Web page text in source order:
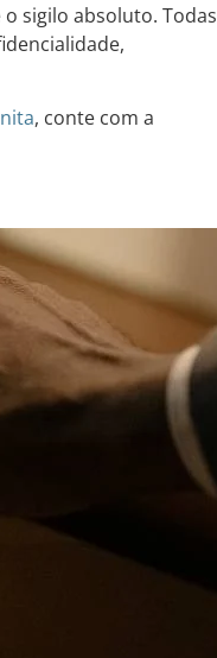
sigilo absoluto. Todas
, conte com a